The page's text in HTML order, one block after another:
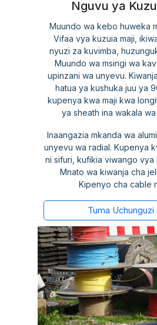
Nguvu ya
Muundo wa kebo huweka
Vifaa vya kuzuia maji,
nyuzi za kuvimba,
Muundo wa msingi wa
upinzani wa unyevu.
hatua ya kushuka juu ya
kupenya kwa maji kwa
ya sheath ina wakala
Inaangazia mkanda wa
unyevu wa radial. Kupenya
ni sifuri, kufikia viwango vya
Mnato wa kiwanja cha
Kipenyo cha cable
Tuma Uchunguzi